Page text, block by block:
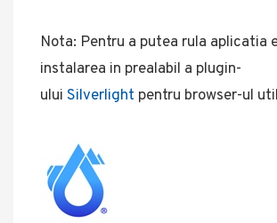
Nota: Pentru a putea rula aplicatia
instalarea in prealabil a plugin-
ului Silverlight pentru browser-ul